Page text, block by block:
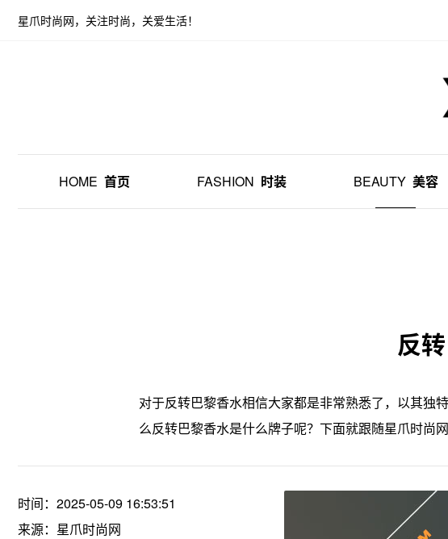
星爪时尚网，关注时尚，关爱生活！
HOME 首页 FASHION 时装 BEAUTY 美容
反
对于反转巴黎香水相信大家都是非常熟悉了，以其独
么反转巴黎香水是什么牌子呢？下面就跟随星爪时尚
时间：2025-05-09 16:53:51
来源： 星爪时尚网